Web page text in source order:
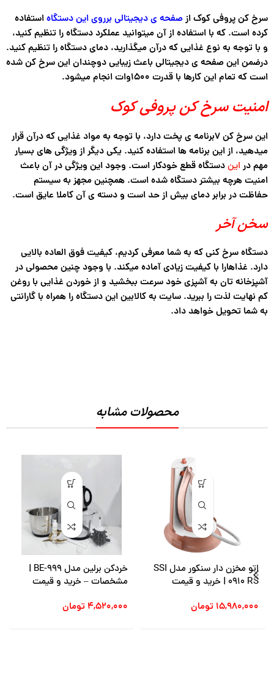
سرخ کن پروفی کوک ازصفحه ی دیجیتالی برروی این دستگاهاستفاده
کرده است. که با استفاده از آن میتوانید عملکرد دستگاه را تنظیم کنید،
و با توجه به نوع غذایی که درآن میگذارید، دمای دستگاه را تنظیم کنید.
درضمن این صفحه ی دیجیتالی باعث زیبایی دوچندان این سرخ کن شده
است که تمام این کارها با قدرت ۱۵۰۰وات انجام میشود.
امنیت سرخ کن پروفی کوک
این سرخ کن ۷برنامه ی پخت دارد، با توجه به مواد غذایی که درآن قرار
میدهید، از این برنامه ها استفاده کنید. یکی دیگر از ویژگی های بسیار
مهم درایندستگاه قطع خودکار است. وجود این ویژگی در آن باعث
امنیت هرچه بیشتر دستگاه شده است. همچنین مجهز به سیستم
حفاظت در برابر دمای بیش از حد است و دسته ی آن کاملا عایق است.
سخن آخر
دستگاه سرخ کنی که به شما معرفی کردیم، کیفیت فوق العاده بالایی
دارد. غذاهارا با کیفیت زیادی آماده میکند. با وجود چنین محصولی در
آشپزخانه تان به آشپزی خود سرعت ببخشید و از خوردن غذایی با روغن
کم نهایت لذت را ببرید. سایت به کالابین این دستگاه را همراه با گارانتی
به شما تحویل خواهد داد.
محصولات مشابه
اتو مخزن دار سنکور مدل SSI
0910 RS | خرید و قیمت
۱۵,۹۸۰,۰۰۰ تومان
خردکن برلین مدل BE-999 |
مشخصات – خرید و قیمت
۴,۵۲۰,۰۰۰ تومان